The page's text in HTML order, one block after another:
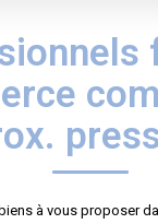
ESTIMER
Surface
à vous proposer